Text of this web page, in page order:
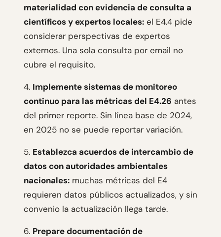
materialidad con evidencia de consulta a
científicos y expertos locales: el E4.4 pide
considerar perspectivas de expertos
externos. Una sola consulta por email no
cubre el requisito.
4. Implemente sistemas de monitoreo
continuo para las métricas del E4.26 antes
del primer reporte. Sin línea base de 2024,
en 2025 no se puede reportar variación.
5. Establezca acuerdos de intercambio de
datos con autoridades ambientales
nacionales: muchas métricas del E4
requieren datos públicos actualizados, y sin
convenio la actualización llega tarde.
6. Prepare documentación de